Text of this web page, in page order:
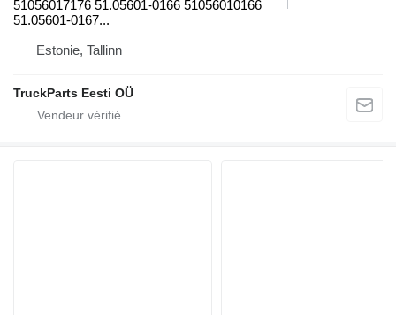
51056017176 51.05601-0166 51056010166
51.05601-0167...
Estonie, Tallinn
TruckParts Eesti OÜ